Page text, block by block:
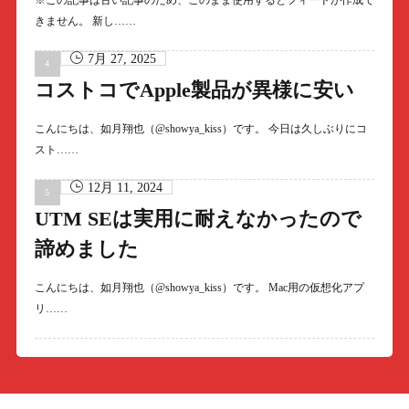
きません。 新し……
7月 27, 2025
コストコでApple製品が異様に安い
こんにちは、如月翔也（@showya_kiss）です。 今日は久しぶりにコ
スト……
12月 11, 2024
UTM SEは実用に耐えなかったので
諦めました
こんにちは、如月翔也（@showya_kiss）です。 Mac用の仮想化アプ
リ……